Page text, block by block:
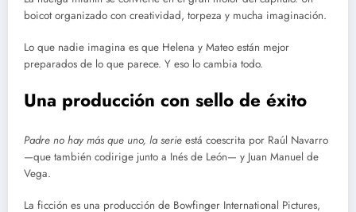
boicot organizado con creatividad, torpeza y mucha imaginación.
Lo que nadie imagina es que Helena y Mateo están mejor
preparados de lo que parece. Y eso lo cambia todo.
Una producción con sello de éxito
Padre no hay más que uno, la serie está coescrita por Raúl Navarro
—que también codirige junto a Inés de León— y Juan Manuel de
Vega.
La ficción es una producción de Bowfinger International Pictures,